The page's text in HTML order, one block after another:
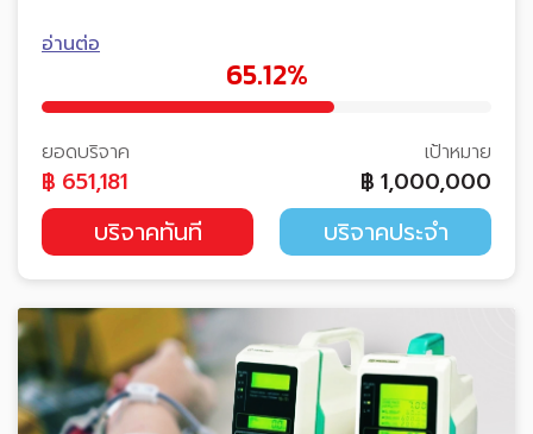
อ่านต่อ
65.12%
ยอดบริจาค
฿ 651,181
เป้าหมาย
฿ 1,000,000
บริจาคทันที บริจาคประจำ